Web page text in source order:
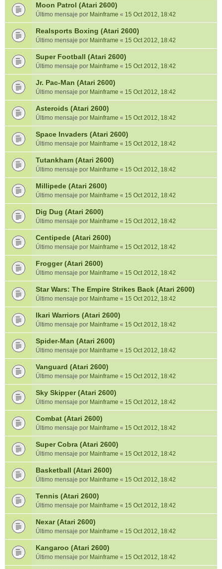
Moon Patrol (Atari 2600)
Último mensaje por Mainframe « 15 Oct 2012, 18:42
Realsports Boxing (Atari 2600)
Último mensaje por Mainframe « 15 Oct 2012, 18:42
Super Football (Atari 2600)
Último mensaje por Mainframe « 15 Oct 2012, 18:42
Jr. Pac-Man (Atari 2600)
Último mensaje por Mainframe « 15 Oct 2012, 18:42
Asteroids (Atari 2600)
Último mensaje por Mainframe « 15 Oct 2012, 18:42
Space Invaders (Atari 2600)
Último mensaje por Mainframe « 15 Oct 2012, 18:42
Tutankham (Atari 2600)
Último mensaje por Mainframe « 15 Oct 2012, 18:42
Millipede (Atari 2600)
Último mensaje por Mainframe « 15 Oct 2012, 18:42
Dig Dug (Atari 2600)
Último mensaje por Mainframe « 15 Oct 2012, 18:42
Centipede (Atari 2600)
Último mensaje por Mainframe « 15 Oct 2012, 18:42
Frogger (Atari 2600)
Último mensaje por Mainframe « 15 Oct 2012, 18:42
Star Wars: The Empire Strikes Back (Atari 2600)
Último mensaje por Mainframe « 15 Oct 2012, 18:42
Ikari Warriors (Atari 2600)
Último mensaje por Mainframe « 15 Oct 2012, 18:42
Spider-Man (Atari 2600)
Último mensaje por Mainframe « 15 Oct 2012, 18:42
Vanguard (Atari 2600)
Último mensaje por Mainframe « 15 Oct 2012, 18:42
Sky Skipper (Atari 2600)
Último mensaje por Mainframe « 15 Oct 2012, 18:42
Combat (Atari 2600)
Último mensaje por Mainframe « 15 Oct 2012, 18:42
Super Cobra (Atari 2600)
Último mensaje por Mainframe « 15 Oct 2012, 18:42
Basketball (Atari 2600)
Último mensaje por Mainframe « 15 Oct 2012, 18:42
Tennis (Atari 2600)
Último mensaje por Mainframe « 15 Oct 2012, 18:42
Nexar (Atari 2600)
Último mensaje por Mainframe « 15 Oct 2012, 18:42
Kangaroo (Atari 2600)
Último mensaje por Mainframe « 15 Oct 2012, 18:42